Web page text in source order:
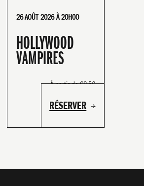
PARIS BASKETBALL
NOS OFFRES
26 AOÛT 2026 À 20H00
HOLLYWOOD
VAMPIRES
À partir de 68.5€
RÉSERVER